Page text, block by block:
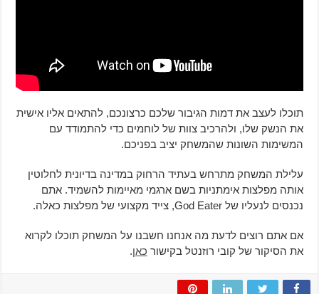
תוכלו לעצב את דמות הגיבור שלכם כרצונכם, להתאים אליו אישית
את הנשק שלו, ולהרכיב צוות של לוחמים כדי להתמודד עם
המשימות השונות שהמשחק יציב בפניכם.
עלילת המשחק מתרחש בעתיד הרחוק במדינה בדיונית לחלוטין
אותה מפלצות אימתניות בשם ארגמי מאיימות להשמיד. אתם
נכנסים לנעליו של God Eater, צייד מקצועי של מפלצות כאלה.
אם אתם רוצים לדעת מה אנחנו חשבנו על המשחק תוכלו לקרוא
את הסיקור של קובי רוזנטל בקישור כאן.